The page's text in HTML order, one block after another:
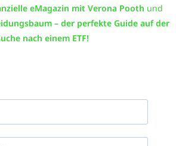
eMagazin mit Verona Pooth und
– der perfekte Guide auf der
nach einem ETF!